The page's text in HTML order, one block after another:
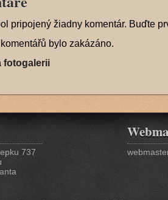
pripojený žiadny komentár. Buďte
bylo zakázáno.
fotogalerii
737